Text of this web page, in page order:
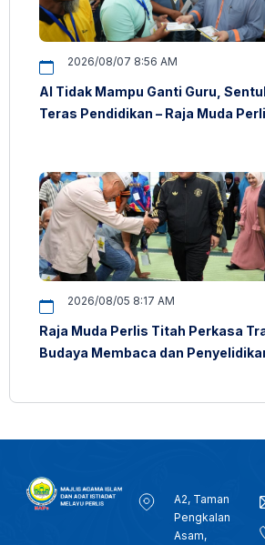
2026/08/07 8:56 AM
AI Tidak Mampu Ganti Guru,
Teras Pendidikan – Raja Muda
2026/08/05 8:17 AM
Raja Muda Perlis Titah Perkasa
Budaya Membaca dan
A2, Taman
Pengkalan
Asam,